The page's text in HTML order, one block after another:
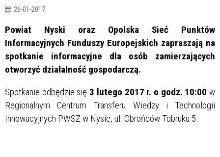
26-01-2017
Powiat Nyski oraz Opolska Sieć Punktów
Informacyjnych Funduszy Europejskich zapraszają na
spotkanie informacyjne dla osób zamierzających
otworzyć działalność gospodarczą.
Spotkanie odbędzie się 3 lutego 2017 r. o godz. 10:00w
Regionalnym Centrum Transferu Wiedzy i Technologii
Innowacyjnych PWSZ w Nysie, ul. Obrońców Tobruku 5.